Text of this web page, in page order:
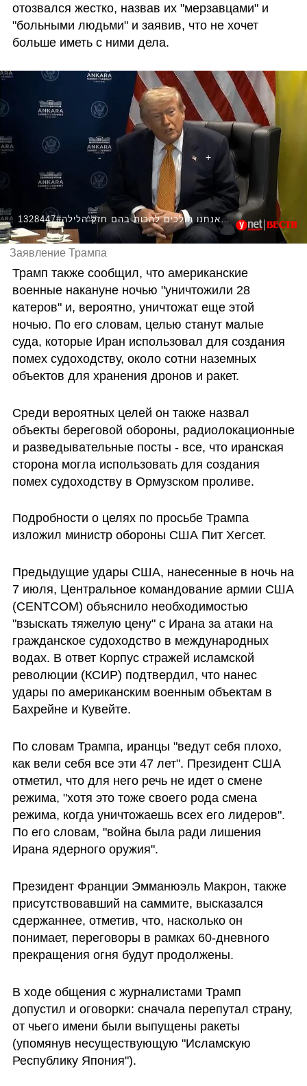
отозвался жестко, назвав их "мерзавцами" и
"больными людьми" и заявив, что не хочет
больше иметь с ними дела.
1328447#טראמפ על איראן: אנחנו הולכים להכות בהם חזק הלילה
Заявление Трампа
Трамп также сообщил, что американские
военные накануне ночью "уничтожили 28
катеров" и, вероятно, уничтожат еще этой
ночью. По его словам, целью станут малые
суда, которые Иран использовал для создания
помех судоходству, около сотни наземных
объектов для хранения дронов и ракет.
Среди вероятных целей он также назвал
объекты береговой обороны, радиолокационные
и разведывательные посты - все, что иранская
сторона могла использовать для создания
помех судоходству в Ормузском проливе.
Подробности о целях по просьбе Трампа
изложил министр обороны США Пит Хегсет.
Предыдущие удары США, нанесенные в ночь на
7 июля, Центральное командование армии США
(CENTCOM) объяснило необходимостью
"взыскать тяжелую цену" с Ирана за атаки на
гражданское судоходство в международных
водах. В ответ Корпус стражей исламской
революции (КСИР) подтвердил, что нанес
удары по американским военным объектам в
Бахрейне и Кувейте.
По словам Трампа, иранцы "ведут себя плохо,
как вели себя все эти 47 лет". Президент США
отметил, что для него речь не идет о смене
режима, "хотя это тоже своего рода смена
режима, когда уничтожаешь всех его лидеров".
По его словам, "война была ради лишения
Ирана ядерного оружия".
Президент Франции Эмманюэль Макрон, также
присутствовавший на саммите, высказался
сдержаннее, отметив, что, насколько он
понимает, переговоры в рамках 60-дневного
прекращения огня будут продолжены.
В ходе общения с журналистами Трамп
допустил и оговорки: сначала перепутал страну,
от чьего имени были выпущены ракеты
(упомянув несуществующую "Исламскую
Республику Япония").